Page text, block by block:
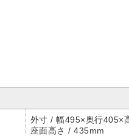
外寸 / 幅495×奥行405×
座面高さ / 435mm